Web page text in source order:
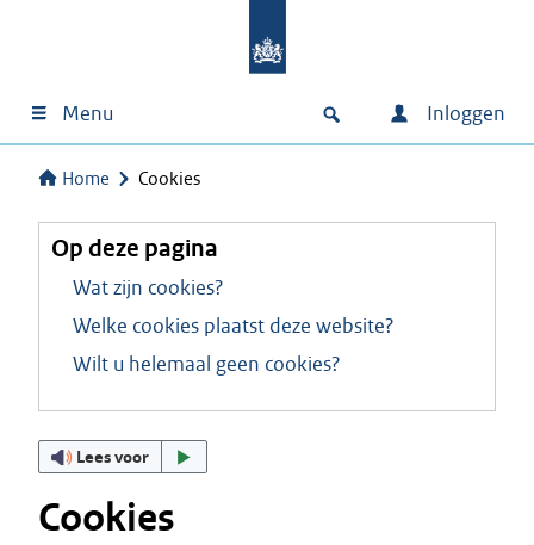
Menu Inloggen
Home Cookies
Op deze pagina
Wat zijn cookies?
Welke cookies plaatst deze website?
Wilt u helemaal geen cookies?
Lees voor
Cookies